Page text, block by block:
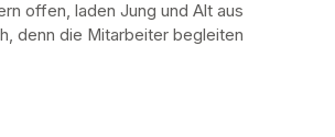
offen, laden Jung und Alt aus
denn die Mitarbeiter begleiten